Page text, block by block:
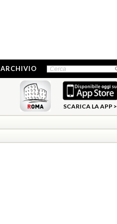
ARCHIVIO
SCARICA LA APP >